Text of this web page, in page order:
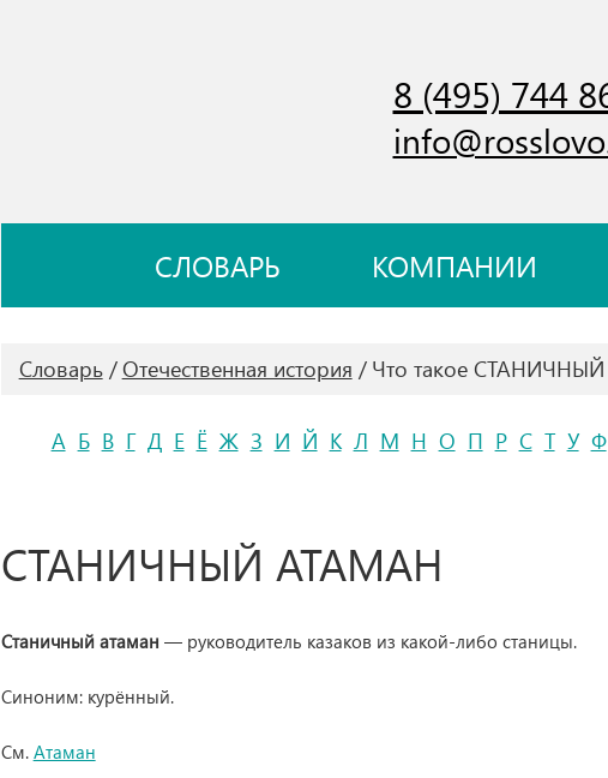
8 (495) 744
СЛОВАРЬ КОМПАНИИ
Словарь Отечественная история Что такое
А Б В Г Д Е Ё Ж З И Й К Л М Н О П Р С Т У Ф
СТАНИЧНЫЙ АТАМАН
Станичный атаман — руководитель казаков из какой-либо станицы.
Синоним: курённый.
См. Атаман